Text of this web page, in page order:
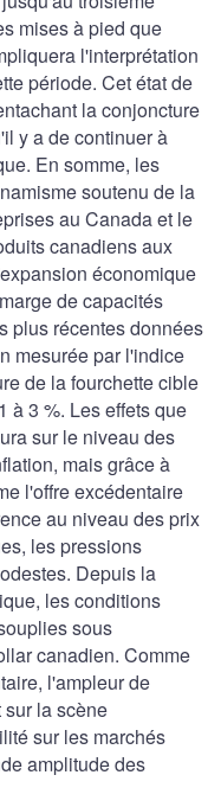
mises à pied que
l'interprétation
période. Cet état de
la conjoncture
y a de continuer à
En somme, les
soutenu de la
au Canada et le
canadiens aux
économique
de capacités
plus récentes données
mesurée par l'indice
de la fourchette cible
à 3 %. Les effets que
sur le niveau des
mais grâce à
l'offre excédentaire
au niveau des prix
les pressions
Depuis la
les conditions
sous
canadien. Comme
l'ampleur de
la scène
sur les marchés
amplitude des